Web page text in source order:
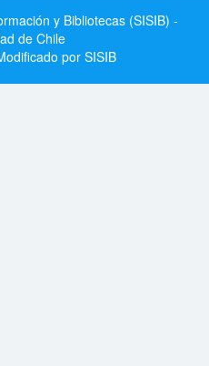
y Bibliotecas (SISIB) -
de Chile
por SISIB